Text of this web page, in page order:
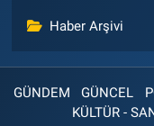
Haber Arşivi
GÜNDEM GÜNCEL
KÜLTÜR -